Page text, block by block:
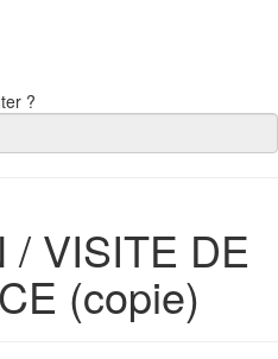
?
/ VISITE DE
(copie)